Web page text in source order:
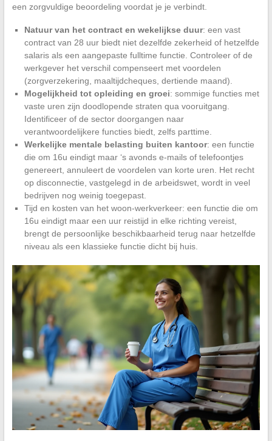
een zorgvuldige beoordeling voordat je je verbindt.
Natuur van het contract en wekelijkse duur: een vast
contract van 28 uur biedt niet dezelfde zekerheid of hetzelfde
salaris als een aangepaste fulltime functie. Controleer of de
werkgever het verschil compenseert met voordelen
(zorgverzekering, maaltijdcheques, dertiende maand).
Mogelijkheid tot opleiding en groei: sommige functies met
vaste uren zijn doodlopende straten qua vooruitgang.
Identificeer of de sector doorgangen naar
verantwoordelijkere functies biedt, zelfs parttime.
Werkelijke mentale belasting buiten kantoor: een functie
die om 16u eindigt maar ‘s avonds e-mails of telefoontjes
genereert, annuleert de voordelen van korte uren. Het recht
op disconnectie, vastgelegd in de arbeidswet, wordt in veel
bedrijven nog weinig toegepast.
Tijd en kosten van het woon-werkverkeer: een functie die om
16u eindigt maar een uur reistijd in elke richting vereist,
brengt de persoonlijke beschikbaarheid terug naar hetzelfde
niveau als een klassieke functie dicht bij huis.